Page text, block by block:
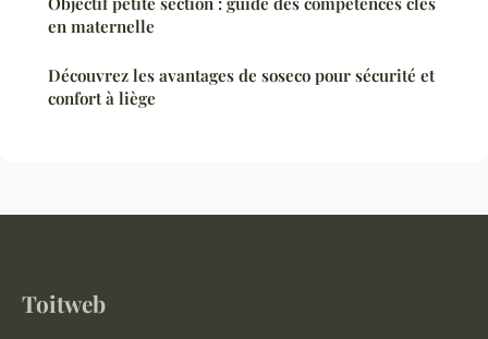
en maternelle
Découvrez les avantages de soseco pour sécurité et
confort à liège
Toitweb